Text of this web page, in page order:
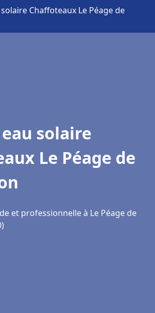
Chaffoteaux Le Péage de
solaire
Le Péage de
et professionnelle à Le Péage de